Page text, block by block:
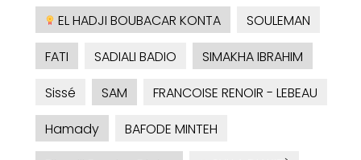
EL HADJI BOUBACAR KONTA
SOULEMAN
FATI
SADIALI BADIO
SIMAKHA IBRAHIM
Sissé
SAM
FRANCOISE RENOIR - LEBEAU
Hamady
BAFODE MINTEH